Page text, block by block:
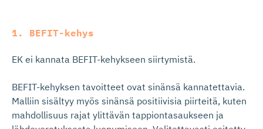
1. BEFIT-kehys
EK ei kannata BEFIT-kehykseen siirtymistä.
BEFIT-kehyksen tavoitteet ovat sinänsä kannatettavia.
Malliin sisältyy myös sinänsä positiivisia piirteitä, kuten
mahdollisuus rajat ylittävän tappiontasaukseen ja